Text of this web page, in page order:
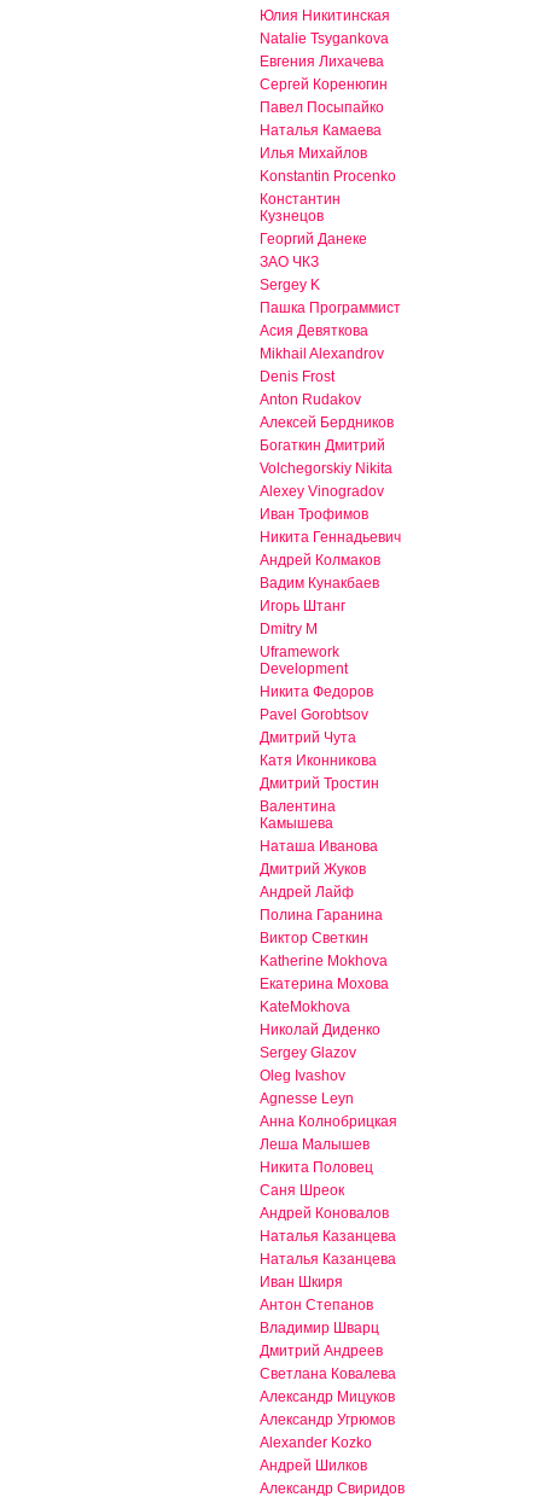
Юлия Никитинская
Natalie Tsygankova
Евгения Лихачева
Сергей Коренюгин
Павел Посыпайко
Наталья Камаева
Илья Михайлов
Konstantin Procenko
Константин
Кузнецов
Георгий Данеке
ЗАО ЧКЗ
Sergey K
Пашка Программист
Асия Девяткова
Mikhail Alexandrov
Denis Frost
Anton Rudakov
Алексей Бердников
Богаткин Дмитрий
Volchegorskiy Nikita
Alexey Vinogradov
Иван Трофимов
Никита Геннадьевич
Андрей Колмаков
Вадим Кунакбаев
Игорь Штанг
Dmitry M
Uframework
Development
Никита Федоров
Pavel Gorobtsov
Дмитрий Чута
Катя Иконникова
Дмитрий Тростин
Валентина
Камышева
Наташа Иванова
Дмитрий Жуков
Андрей Лайф
Полина Гаранина
Виктор Светкин
Katherine Mokhova
Екатерина Мохова
KateMokhova
Николай Диденко
Sergey Glazov
Oleg Ivashov
Agnesse Leyn
Анна Колнобрицкая
Леша Малышев
Никита Половец
Саня Шреок
Андрей Коновалов
Наталья Казанцева
Наталья Казанцева
Иван Шкиря
Антон Степанов
Владимир Шварц
Дмитрий Андреев
Светлана Ковалева
Александр Мицуков
Александр Угрюмов
Alexander Kozko
Андрей Шилков
Александр Свиридов